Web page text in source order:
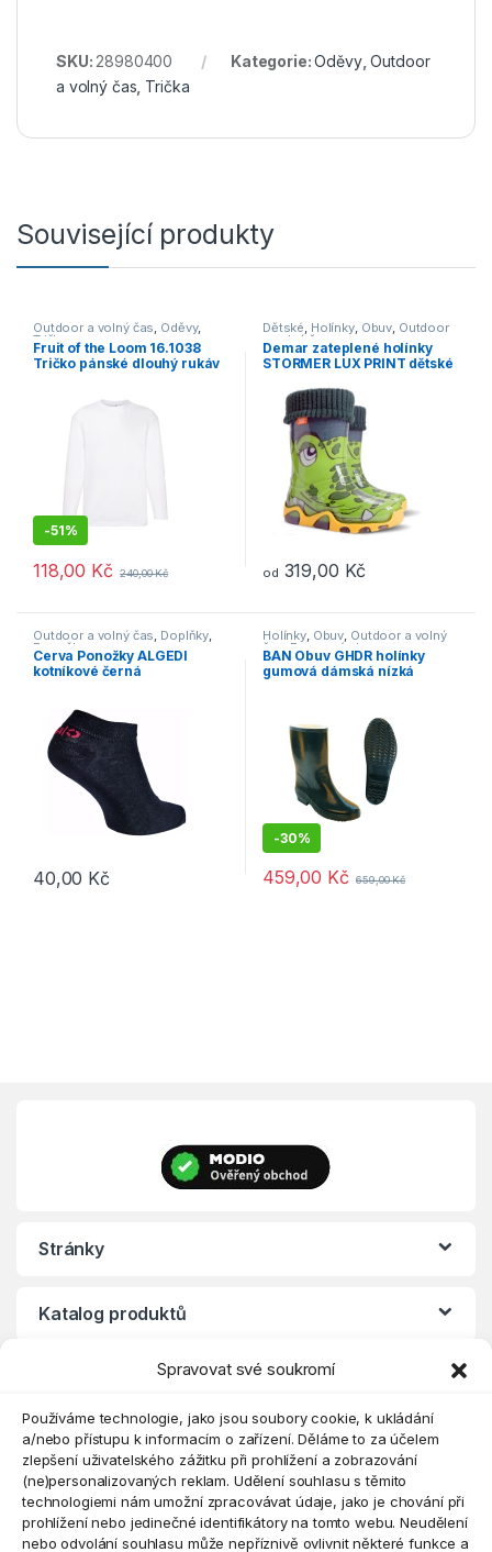
Spravovat své soukromí
Používáme technologie, jako jsou soubory cookie, k ukládání
a/nebo přístupu k informacím o zařízení. Děláme to za účelem
zlepšení uživatelského zážitku při prohlížení a zobrazování
(ne)personalizovaných reklam. Udělení souhlasu s těmito
technologiemi nám umožní zpracovávat údaje, jako je chování při
prohlížení nebo jedinečné identifikátory na tomto webu. Neudělení
nebo odvolání souhlasu může nepříznivě ovlivnit některé funkce a
SKU: 28980400 Kategorie:Oděvy,Outdoor
a volný čas Trička
Související produkty
Outdoor a volný čas, Oděvy,
Trička
Fruit of the Loom 16.1038
Tričko pánské dlouhý rukáv
-51%
118,00 Kč 240,00Kč
Dětské, Holínky, Obuv, Outdoor
a volný čas
Demar zateplené holínky
STORMER LUX PRINT dětské
od 319,00 Kč
Outdoor a volný čas, Doplňky,
Ponožky
Cerva Ponožky ALGEDI
kotníkové černá
40,00 Kč
Tento produkt má více variant. Možnosti lze vybrat na stránce
Holínky, Obuv, Outdoor a volný
čas,Pracovní obuv
BAN Obuv GHDR holínky
gumová dámská nízká
-30%
459,00 Kč 659,00Kč
Stránky
Katalog produktů